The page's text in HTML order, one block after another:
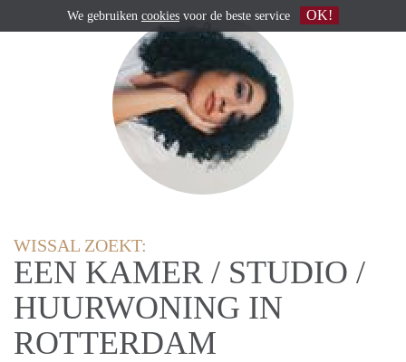
WISSAL ZOEKT:
EEN KAMER / STUDIO /
HUURWONING IN
ROTTERDAM
We gebruiken cookies voor de beste service OK!